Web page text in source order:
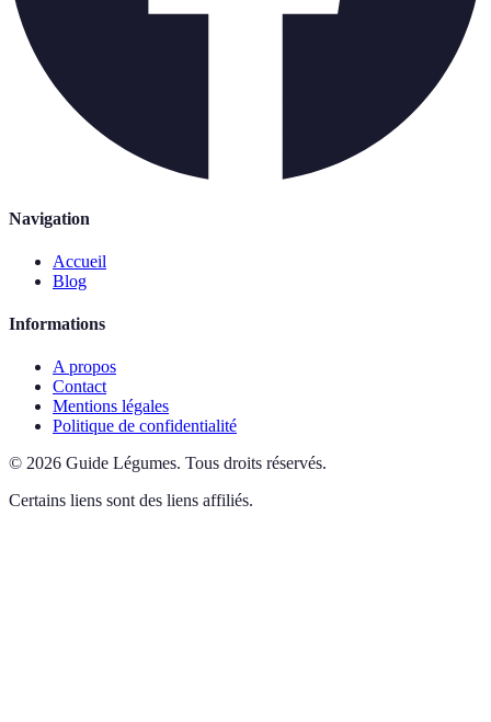
Navigation
Accueil
Blog
Informations
A propos
Contact
Mentions légales
Politique de confidentialité
© 2026 Guide Légumes. Tous droits réservés.
Certains liens sont des liens affiliés.